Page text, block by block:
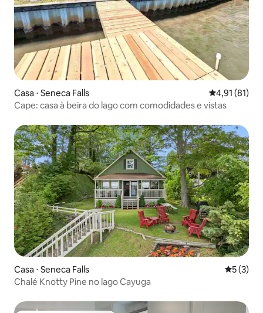
Casa ⋅ Seneca Falls 4,91 de uma
4,91 (81)
Cape: casa à beira do lago com comodidades e vistas
Casa ⋅ Seneca Falls 5 de
5 (3)
Chalé Knotty Pine no lago Cayuga